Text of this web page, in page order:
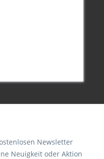
Newsletter
Neuigkeit oder Aktion